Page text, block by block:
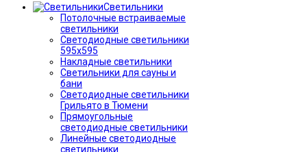
Светильники
Потолочные встраиваемые
светильники
Светодиодные светильники
595х595
Накладные светильники
Светильники для сауны и
бани
Светодиодные светильники
Грильято в Тюмени
Прямоугольные
светодиодные светильники
Линейные светодиодные
светильники